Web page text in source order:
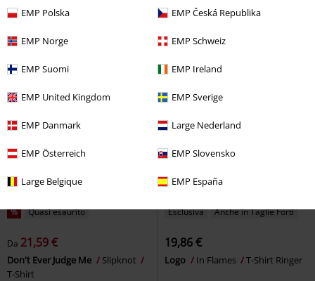
EMP Polska EMP Česká Republika
EMP Norge EMP Schweiz
EMP Suomi EMP Ireland
EMP United Kingdom EMP Sverige
EMP Danmark Large Nederland
EMP Österreich EMP Slovensko
Large Belgique EMP España
T-Shirt Maiden T-Shirt
% Quasi esaurito
Da 21,59 €
Don't Ever Judge Me
Slipknot
T-Shirt
Esclusiva Anche in Taglie Forti
19,86 €
Logo In Flames T-Shirt Ringer